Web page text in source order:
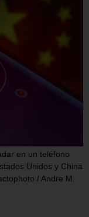
en un teléfono
Unidos y China
/ Andre M.